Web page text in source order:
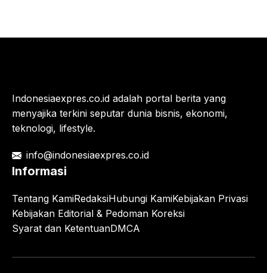
Indonesiaexpres.co.id adalah portal berita yang
menyajika terkini seputar dunia bisnis, ekonomi,
teknologi, lifestyle.
info@indonesiaexpres.co.id
Informasi
Tentang KamiRedaksiHubungi KamiKebijakan Privasi
Kebijakan Editorial & Pedoman Koreksi
Syarat dan KetentuanDMCA